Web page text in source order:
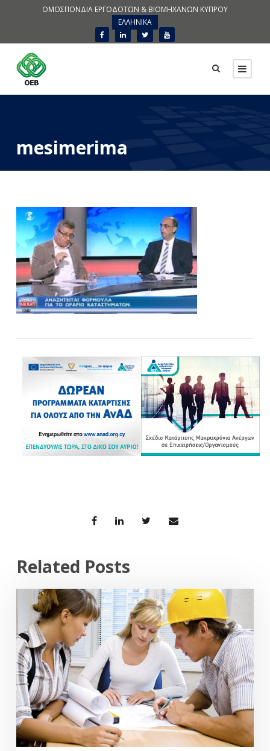
ΟΜΟΣΠΟΝΔΙΑ ΕΡΓΟΔΟΤΩΝ & ΒΙΟΜΗΧΑΝΩΝ ΚΥΠΡΟΥ
ΕΛΛΗΝΙΚΑ
mesimerima
Related Posts